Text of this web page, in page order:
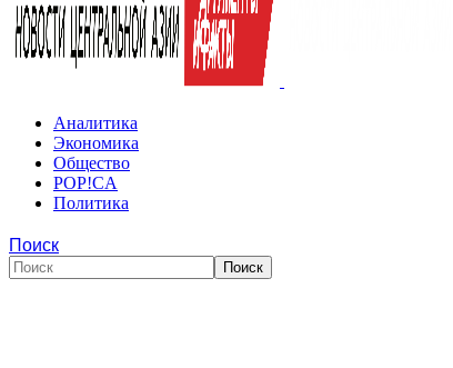
Аналитика
Экономика
Общество
POP!CA
Политика
Поиск